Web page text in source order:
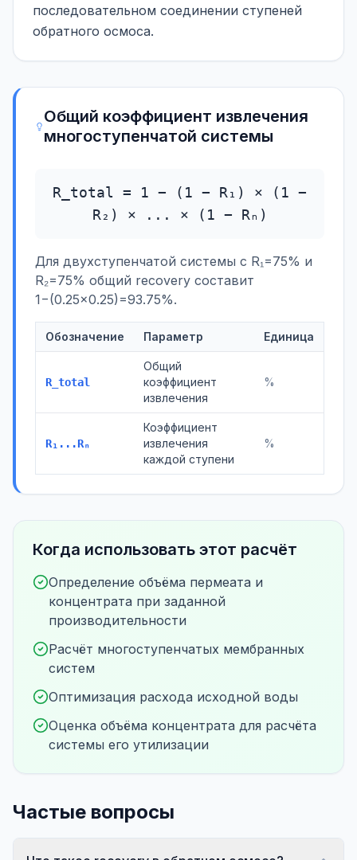
последовательном соединении ступеней
обратного осмоса.
Общий коэффициент извлечения
многоступенчатой системы
R_total = 1 − (1 − R₁) × (1 −
R₂) × ... × (1 − Rₙ)
Для двухступенчатой системы с R₁=75% и
R₂=75% общий recovery составит
1−(0.25×0.25)=93.75%.
Обозначение Параметр Единица
R_total
Общий
коэффициент
извлечения
%
R₁...Rₙ
Коэффициент
извлечения
каждой ступени
%
Когда использовать этот расчёт
Определение объёма пермеата и
концентрата при заданной
производительности
Расчёт многоступенчатых мембранных
систем
Оптимизация расхода исходной воды
Оценка объёма концентрата для расчёта
системы его утилизации
Частые вопросы